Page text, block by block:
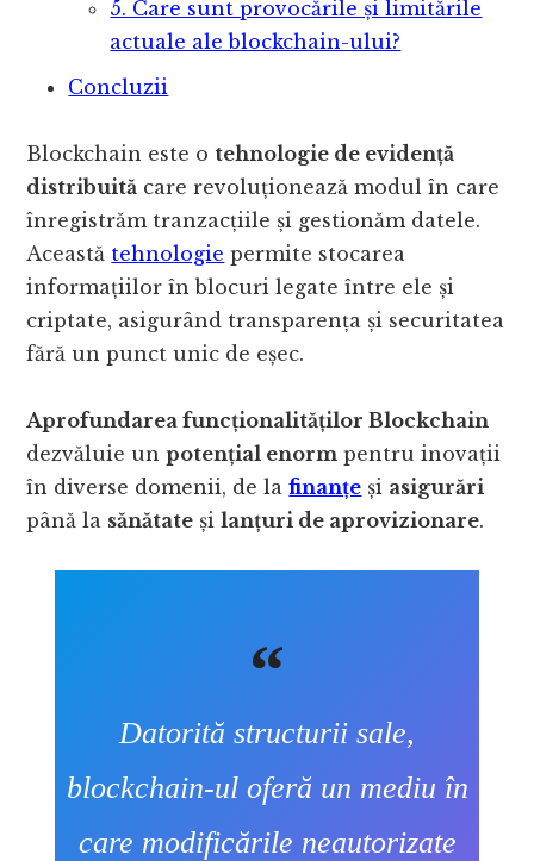
5. Care sunt provocările și limitările
actuale ale blockchain-ului?
Concluzii
Blockchain este otehnologie de evidență
distribuită care revoluționează modul în care
înregistrăm tranzacțiile și gestionăm datele.
Această tehnologie permite stocarea
informațiilor în blocuri legate între ele și
criptate, asigurând transparența și securitatea
fără un punct unic de eșec.
Aprofundarea funcționalităților Blockchain
dezvăluie unpotențial enorm pentru inovații
în diverse domenii, de lafinanțe și asigurări
până la sănătate șilanțuri de aprovizionare.
Datorită structurii sale,
blockchain-ul oferă un mediu în
care modificările neautorizate